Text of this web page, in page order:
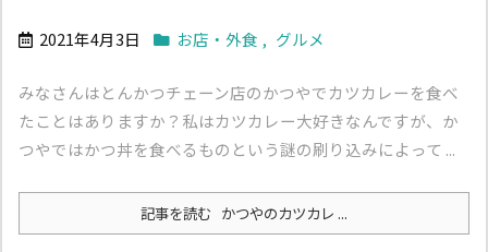
2021年4月3日 お店・外食 , グルメ
みなさんはとんかつチェーン店のかつやでカツカレーを食べ
たことはありますか？私はカツカレー大好きなんですが、か
つやではかつ丼を食べるものという謎の刷り込みによって ...
記事を読む かつやのカツカレ ...